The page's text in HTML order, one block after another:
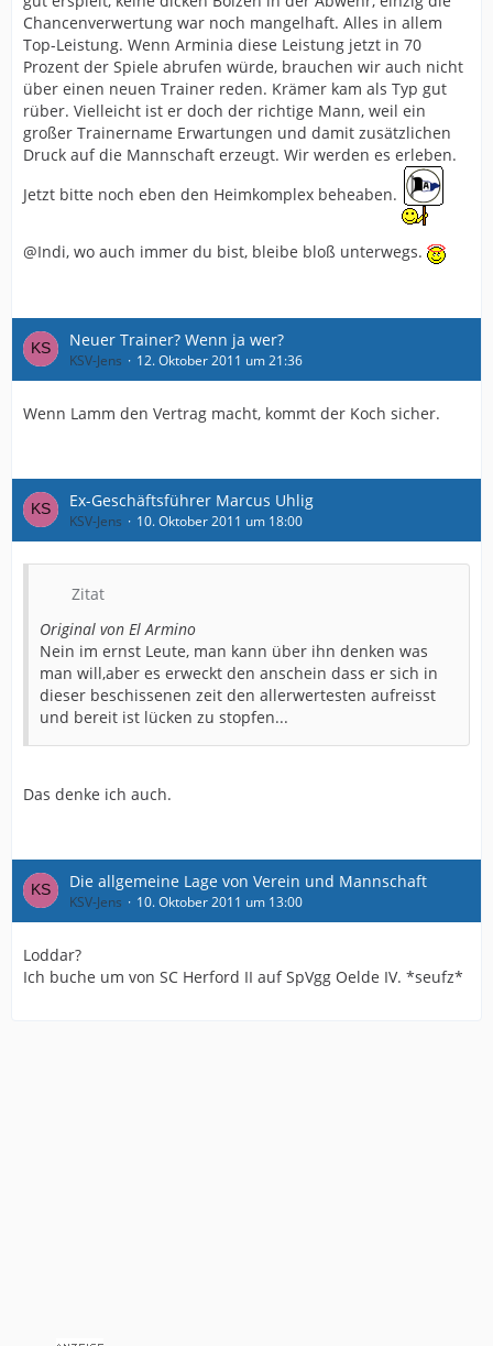
Chancenverwertung war noch mangelhaft. Alles in allem
Top-Leistung. Wenn Arminia diese Leistung jetzt in 70
Prozent der Spiele abrufen würde, brauchen wir auch nicht
über einen neuen Trainer reden. Krämer kam als Typ gut
rüber. Vielleicht ist er doch der richtige Mann, weil ein
großer Trainername Erwartungen und damit zusätzlichen
Druck auf die Mannschaft erzeugt. Wir werden es erleben.
Jetzt bitte noch eben den Heimkomplex beheaben.
@Indi, wo auch immer du bist, bleibe bloß unterwegs.
Neuer Trainer? Wenn ja wer?
KSV-Jens 12. Oktober 2011 um 21:36
Wenn Lamm den Vertrag macht, kommt der Koch sicher.
Ex-Geschäftsführer Marcus Uhlig
KSV-Jens 10. Oktober 2011 um 18:00
Zitat
Original von El Armino
Nein im ernst Leute, man kann über ihn denken was
man will,aber es erweckt den anschein dass er sich in
dieser beschissenen zeit den allerwertesten aufreisst
und bereit ist lücken zu stopfen...
Das denke ich auch.
Die allgemeine Lage von Verein und Mannschaft
KSV-Jens 10. Oktober 2011 um 13:00
Loddar?
Ich buche um von SC Herford II auf SpVgg Oelde IV. *seufz*